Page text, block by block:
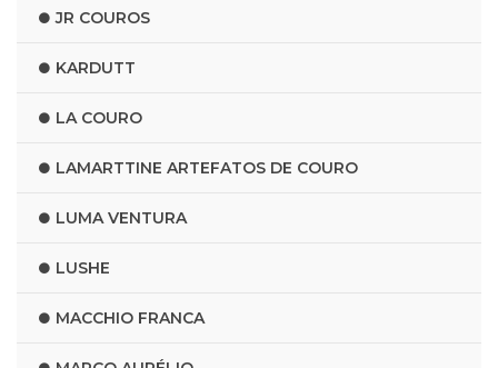
JR COUROS
KARDUTT
LA COURO
LAMARTTINE ARTEFATOS DE COURO
LUMA VENTURA
LUSHE
MACCHIO FRANCA